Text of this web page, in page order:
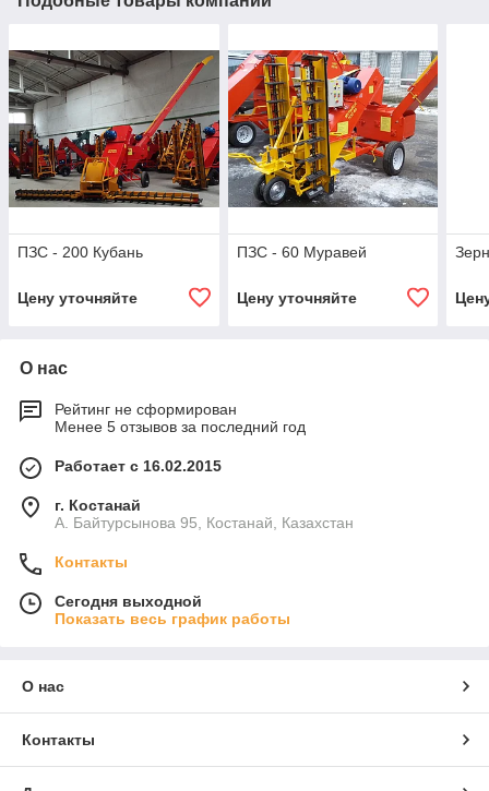
ПЗС - 200 Кубань
Цену уточняйте
ПЗС - 60 Муравей
Цену уточняйте
О нас
Рейтинг не сформирован
Менее 5 отзывов за последний год
Работает с 16.02.2015
г. Костанай
А. Байтурсынова 95, Костанай, Казахстан
Контакты
Сегодня выходной
Показать весь график работы
О нас
Контакты